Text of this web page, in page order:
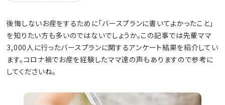
後悔しないお産をするために「バースプランに書いてよかったこと」
を知りたい方も多いのではないでしょうか。この記事では先輩ママ
3,000人に行ったバースプランに関するアンケート結果を紹介してい
ます。コロナ禍でお産を経験したママ達の声もありますので参考に
してくださいね。